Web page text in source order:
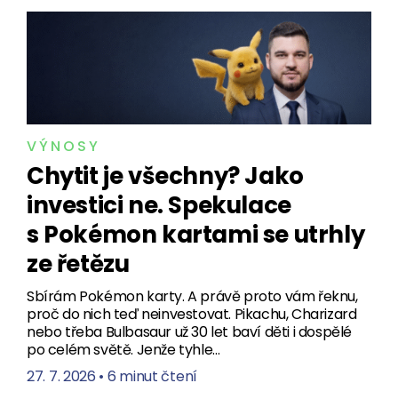
VÝNOSY
Chytit je všechny? Jako
investici ne. Spekulace
s Pokémon kartami se utrhly
ze řetězu
Sbírám Pokémon karty. A právě proto vám řeknu,
proč do nich teď neinvestovat. Pikachu, Charizard
nebo třeba Bulbasaur už 30 let baví děti i dospělé
po celém světě. Jenže tyhle…
27. 7. 2026 • 6 minut čtení